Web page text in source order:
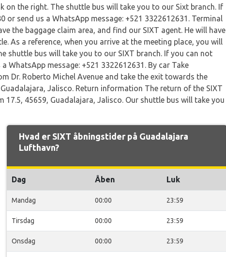
on the right. The shuttle bus will take you to our Sixt branch. If
send us a WhatsApp message: +521 3322612631. Terminal
the baggage claim area, and find our SIXT agent. He will have
As a reference, when you arrive at the meeting place, you will
shuttle bus will take you to our SIXT branch. If you can not
WhatsApp message: +521 3322612631. By car Take
Dr. Roberto Michel Avenue and take the exit towards the
Jalisco. Return information The return of the SIXT
17.5, 45659, Guadalajara, Jalisco. Our shuttle bus will take you
Hvad er SIXT åbningstider på Guadalajara
Lufthavn?
Dag Åben Luk
Mandag 00:00 23:59
Tirsdag 00:00 23:59
Onsdag 00:00 23:59